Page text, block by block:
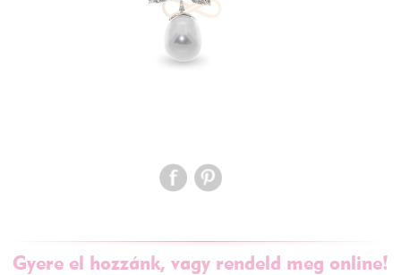
Gyere el hozzánk, vagy rendeld meg online!